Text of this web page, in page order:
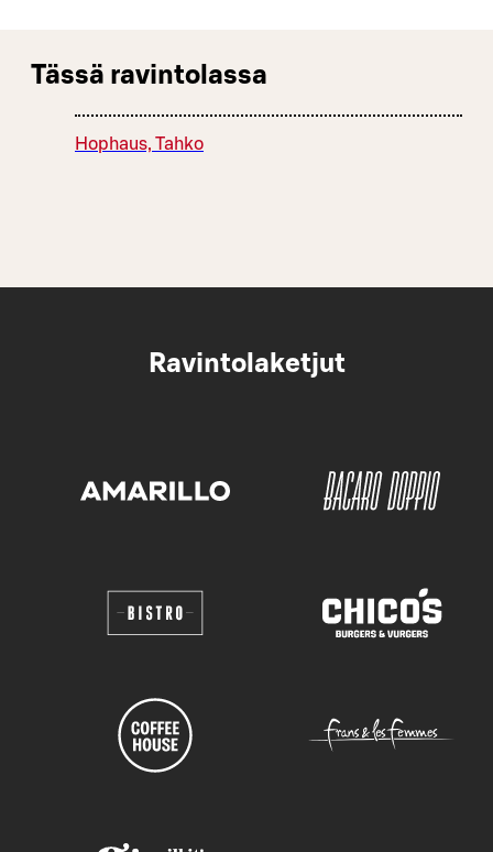
Tässä ravintolassa
Hophaus, Tahko
Ravintolaketjut